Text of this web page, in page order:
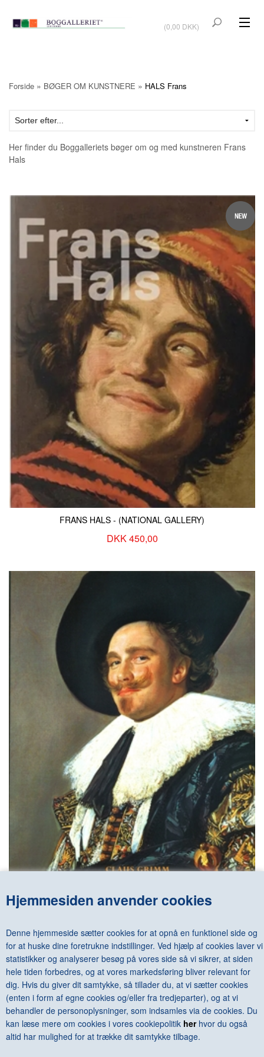
Hjemmesiden anvender cookies
Denne hjemmeside sætter cookies for at opnå en funktionel side og
for at huske dine foretrukne indstillinger. Ved hjælp af cookies laver vi
statistikker og analyserer besøg på vores side så vi sikrer, at siden
hele tiden forbedres, og at vores markedsføring bliver relevant for
dig. Hvis du giver dit samtykke, så tillader du, at vi sætter cookies
(enten i form af egne cookies og/eller fra tredjeparter), og at vi
behandler de personoplysninger, som indsamles via de cookies. Du
kan læse mere om cookies i vores cookiepolitik herhvor du også
altid har mulighed for at trække dit samtykke tilbage.
(0,00 DKK)
BØGER OM KUNSTNERE
TILBUD
NYHEDER OM BOGGALLERIET
KONTAKT & ÅBNINSTIDER NYHEDSBREV
UDVIDET SØGNING Salgsbetingelser
Forside » BØGER OM KUNSTNERE » HALS Frans
Her finder du Boggalleriets bøger om og med kunstneren Frans
Hals
FRANS HALS - (NATIONAL GALLERY)
DKK 450,00
DKK 1.200,00
<--Forrige Næste-->